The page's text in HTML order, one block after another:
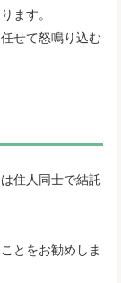
ます。
せて怒鳴り込む
住人同士で結託
とをお勧めしま